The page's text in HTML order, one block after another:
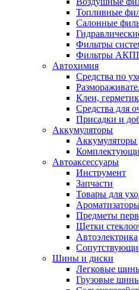
Топливные
Салонные
Фильтры
Фильтры
Автохимия
Средства по
Клеи,
Средства для
Присадки и
Аккумуляторы
Аккумуляторы
Автоаксессуары
Инструмент
Запчасти
Товары для
Предметы
Щетки
Автоэлектрика
Шины и диски
Легковые
Грузовые